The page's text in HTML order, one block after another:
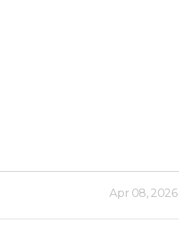
Apr 08, 2026